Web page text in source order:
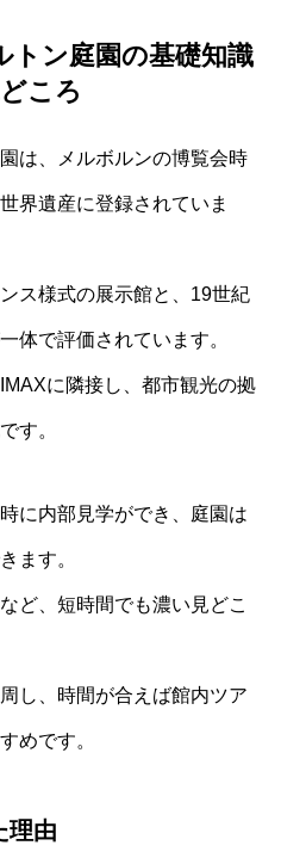
トン庭園の基礎知識
ころ
は、メルボルンの博覧会時
界遺産に登録されていま
ス様式の展示館と、19世紀
体で評価されています。
に隣接し、都市観光の拠
す。
に内部見学ができ、庭園は
ます。
ど、短時間でも濃い見どこ
し、時間が合えば館内ツア
めです。
理由